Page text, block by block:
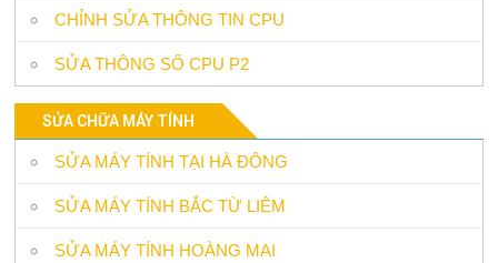
CHỈNH SỬA THÔNG TIN CPU
SỬA THÔNG SỐ CPU P2
SỬA CHỮA MÁY TÍNH
SỬA MÁY TÍNH TẠI HÀ ĐÔNG
SỬA MÁY TÍNH BẮC TỪ LIÊM
SỬA MÁY TÍNH HOÀNG MAI